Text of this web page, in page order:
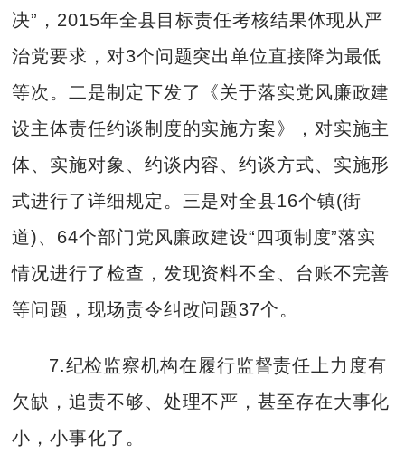
决”，2015年全县目标责任考核结果体现从严
治党要求，对3个问题突出单位直接降为最低
等次。二是制定下发了《关于落实党风廉政建
设主体责任约谈制度的实施方案》，对实施主
体、实施对象、约谈内容、约谈方式、实施形
式进行了详细规定。三是对全县16个镇(街
道)、64个部门党风廉政建设“四项制度”落实
情况进行了检查，发现资料不全、台账不完善
等问题，现场责令纠改问题37个。
7.纪检监察机构在履行监督责任上力度有
欠缺，追责不够、处理不严，甚至存在大事化
小，小事化了。